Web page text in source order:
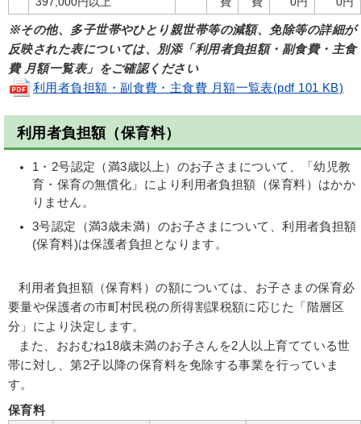
※その他、多子世帯やひとり親世帯等の減額、免除等の詳細が
反映された表については、別添「利用者負担額・副食費・主食
費 月額一覧表」をご確認ください
利用者負担額・副食費・主食費 月額一覧表(pdf 101 KB)
利用者負担額（保育料）
1・2号認定（満3歳以上）のお子さまについて、
「幼児教
育・保育の無償化」により利用者負担額（保育料）はかか
りません。
3号認定（満3歳未満）のお子さまについて、利用者負担額
(保育料)は保護者負担となります。
利用者負担額（保育料）の額については、お子さまの保育必
要量や保護者の市町村民税の所得割課税額に応じた「階層区
分」により決定します。
また、おおむね18歳未満のお子さんを2人以上育てている世
帯に対し、第2子以降の保育料を免除する事業を行っていま
す。
保育料